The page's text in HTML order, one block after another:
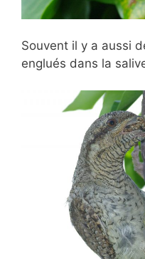
Souvent il y a aussi
englués dans la